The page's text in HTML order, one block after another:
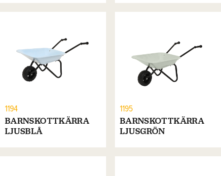
1194
BARNSKOTTKÄRRA
LJUSBLÅ
1195
BARNSKOTTKÄRRA
LJUSGRÖN